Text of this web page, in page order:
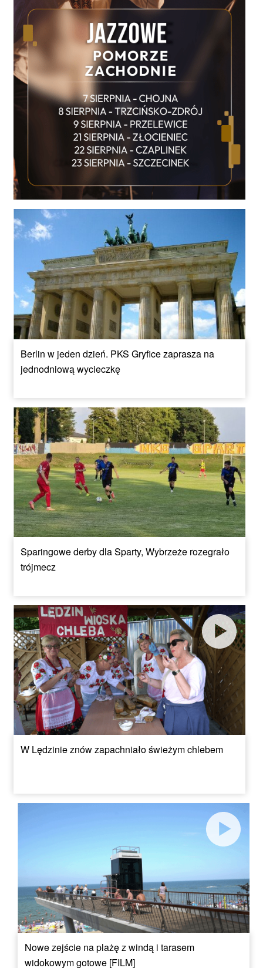
Berlin w jeden dzień. PKS Gryfice zaprasza na
jednodniową wycieczkę
Sparingowe derby dla Sparty, Wybrzeże rozegrało
trójmecz
W Lędzinie znów zapachniało świeżym chlebem
Nowe zejście na plażę z windą i tarasem
widokowym gotowe [FILM]